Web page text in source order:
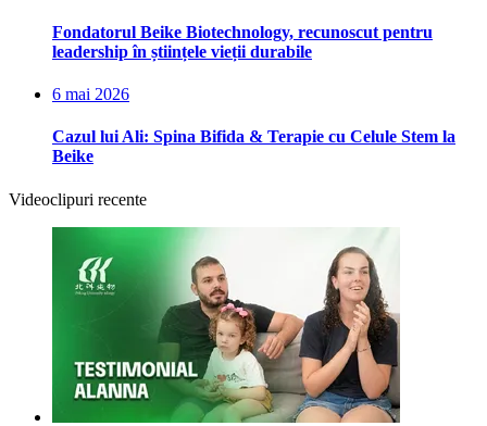
Fondatorul Beike Biotechnology, recunoscut pentru
leadership în științele vieții durabile
6 mai 2026
Cazul lui Ali: Spina Bifida & Terapie cu Celule Stem la
Beike
Videoclipuri recente